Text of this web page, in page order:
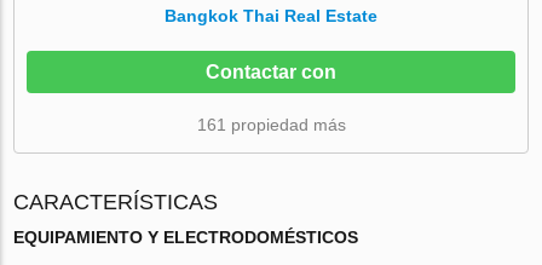
Bangkok Thai Real Estate
Contactar con
161 propiedad más
CARACTERÍSTICAS
EQUIPAMIENTO Y ELECTRODOMÉSTICOS